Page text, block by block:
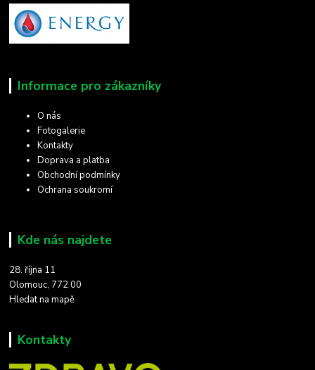
Informace pro zákazníky
O nás
Fotogalerie
Kontakty
Doprava a platba
Obchodní podmínky
Ochrana soukromí
Kde nás najdete
28. října 11
Olomouc, 772 00
Hledat na mapě
Kontakty